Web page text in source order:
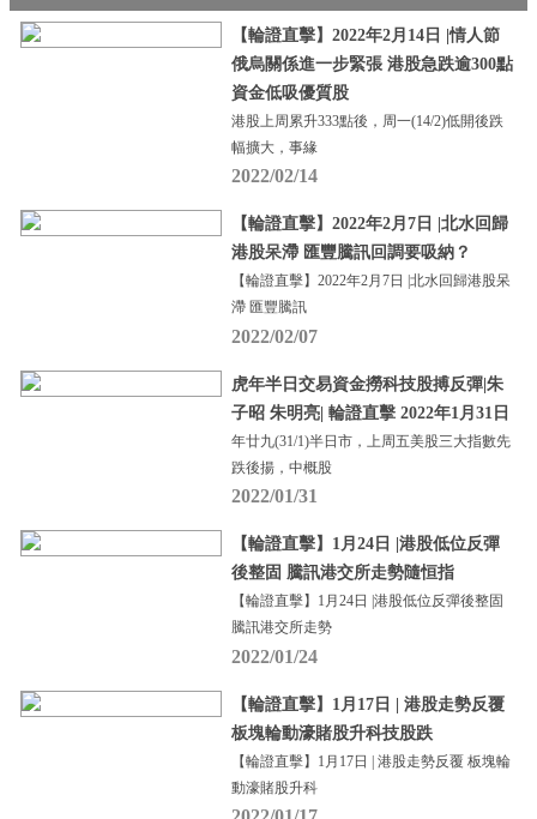
【輪證直擊】2022年2月14日 |情人節
俄烏關係進一步緊張 港股急跌逾300點
資金低吸優質股
港股上周累升333點後，周一(14/2)低開後跌
幅擴大，事緣
2022/02/14
【輪證直擊】2022年2月7日 |北水回歸
港股呆滯 匯豐騰訊回調要吸納？
【輪證直擊】2022年2月7日 |北水回歸港股呆
滯 匯豐騰訊
2022/02/07
虎年半日交易資金撈科技股搏反彈|朱
子昭 朱明亮| 輪證直擊 2022年1月31日
年廿九(31/1)半日市，上周五美股三大指數先
跌後揚，中概股
2022/01/31
【輪證直擊】1月24日 |港股低位反彈
後整固 騰訊港交所走勢隨恒指
【輪證直擊】1月24日 |港股低位反彈後整固
騰訊港交所走勢
2022/01/24
【輪證直擊】1月17日 | 港股走勢反覆
板塊輪動濠賭股升科技股跌
【輪證直擊】1月17日 | 港股走勢反覆 板塊輪
動濠賭股升科